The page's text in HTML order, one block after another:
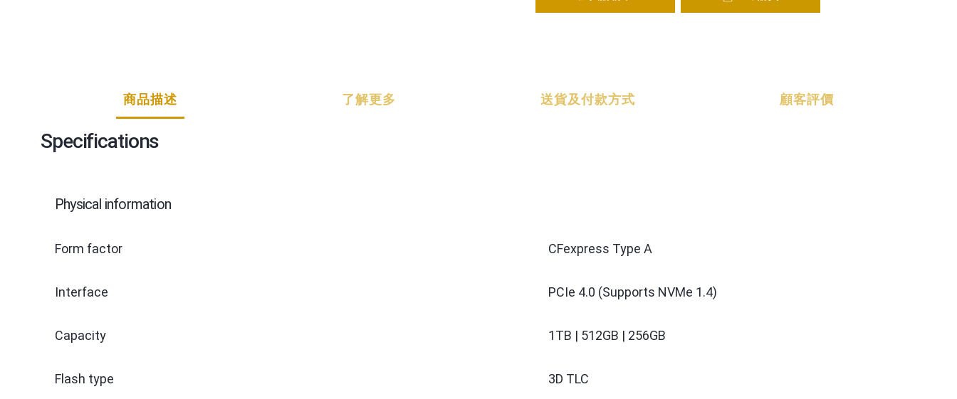
商品描述 了解更多 送貨及付款方式 顧客評價
Specifications
Physical information
Form factor CFexpress Type A
Interface PCIe 4.0 (Supports NVMe 1.4)
Capacity 1TB | 512GB | 256GB
Flash type 3D TLC